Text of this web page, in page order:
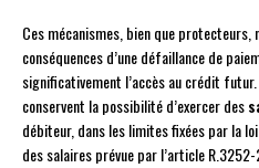
Ces mécanismes, bien que protecteurs,
conséquences d’une défaillance de
significativement l’accès au crédit
conservent la possibilité d’exercer des
débiteur, dans les limites fixées par la
des salaires prévue par l’article